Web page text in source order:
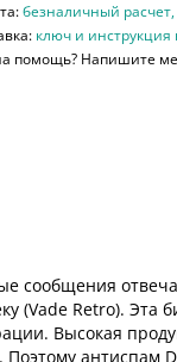
безналичный
ключ и инструкция
помощь? Напишите
сообщения
(Vade Retro). Эта
Высокая
антиспам